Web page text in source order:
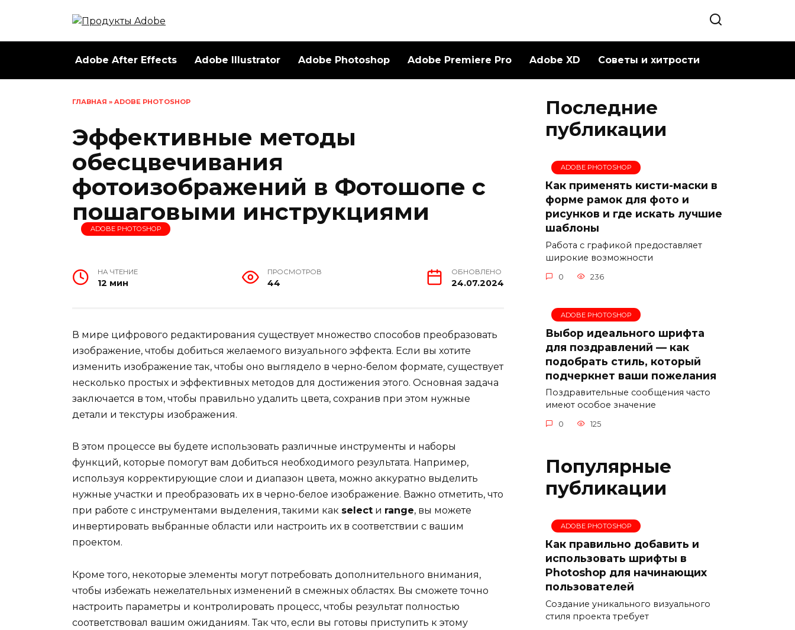
Adobe After Effects Adobe Illustrator Adobe Photoshop Adobe Premiere Pro Adobe XD Советы и хитрости
ГЛАВНАЯ » ADOBE PHOTOSHOP
Эффективные методы
обесцвечивания
фотоизображений в Фотошопе с
пошаговыми инструкциями
ADOBE PHOTOSHOP
НА ЧТЕНИЕ
12 мин
ПРОСМОТРОВ
44
ОБНОВЛЕНО
24.07.2024
В мире цифрового редактирования существует множество способов преобразовать
изображение, чтобы добиться желаемого визуального эффекта. Если вы хотите
изменить изображение так, чтобы оно выглядело в черно-белом формате, существует
несколько простых и эффективных методов для достижения этого. Основная задача
заключается в том, чтобы правильно удалить цвета, сохранив при этом нужные
детали и текстуры изображения.
В этом процессе вы будете использовать различные инструменты и наборы
функций, которые помогут вам добиться необходимого результата. Например,
используя корректирующие слои и диапазон цвета, можно аккуратно выделить
нужные участки и преобразовать их в черно-белое изображение. Важно отметить, что
при работе с инструментами выделения, такими как select и range, вы можете
инвертировать выбранные области или настроить их в соответствии с вашим
проектом.
Кроме того, некоторые элементы могут потребовать дополнительного внимания,
чтобы избежать нежелательных изменений в смежных областях. Вы сможете точно
настроить параметры и контролировать процесс, чтобы результат полностью
соответствовал вашим ожиданиям. Так что, если вы готовы приступить к этому
Последние
публикации
ADOBE PHOTOSHOP
Как применять кисти-маски в
форме рамок для фото и
рисунков и где искать лучшие
шаблоны
Работа с графикой предоставляет
широкие возможности
0 236
ADOBE PHOTOSHOP
Выбор идеального шрифта
для поздравлений — как
подобрать стиль, который
подчеркнет ваши пожелания
Поздравительные сообщения часто
имеют особое значение
0 125
Популярные
публикации
ADOBE PHOTOSHOP
Как правильно добавить и
использовать шрифты в
Photoshop для начинающих
пользователей
Создание уникального визуального
стиля проекта требует